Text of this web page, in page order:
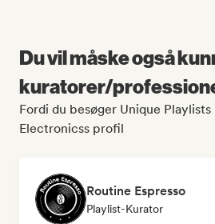
Du vil måske også
kuratorer/
Fordi du besøger Unique Playlists
Electronicss profil
Routine Espresso
Playlist-Kurator